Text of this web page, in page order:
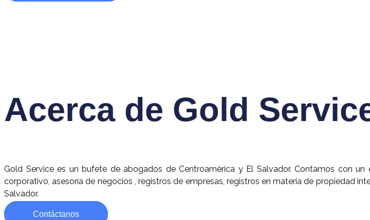
Acerca de Gold
Gold Service es un bufete de abogados de Centroamérica y El Salvador. Contamos con un
corporativo, asesoría de negocios , registros de empresas, registros en materia de propiedad
Salvador.
Contáctanos